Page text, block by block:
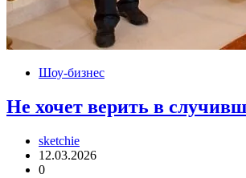
Шоу-бизнес
Не хочет верить в
sketchie
12.03.2026
0